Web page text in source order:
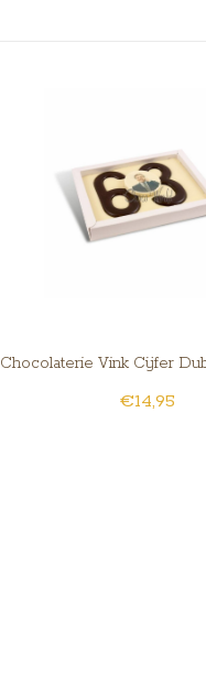
Chocolaterie Vink Cijfer
€14,95